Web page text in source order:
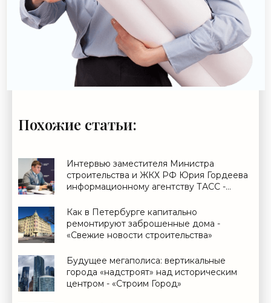
Похожие статьи:
Интервью заместителя Министра
строительства и ЖКХ РФ Юрия Гордеева
информационному агентству ТАСС -
Как в Петербурге капитально
ремонтируют заброшенные дома -
«Свежие новости строительства»
Будущее мегаполиса: вертикальные
города «надстроят» над историческим
центром - «Строим Город»